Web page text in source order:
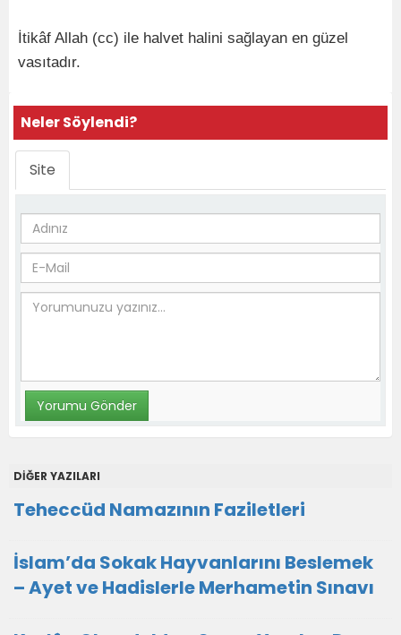
İtikâf Allah (cc) ile halvet halini sağlayan en güzel
vasıtadır.
Neler Söylendi?
Site
DİĞER YAZILARI
Teheccüd Namazının Faziletleri
İslam’da Sokak Hayvanlarını Beslemek
– Ayet ve Hadislerle Merhametin Sınavı